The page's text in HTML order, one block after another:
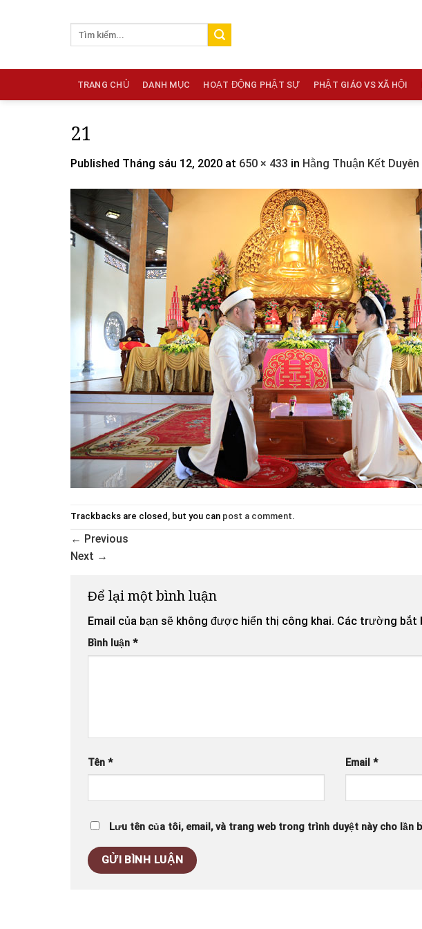
TRANG CHỦ DANH MỤC HOẠT ĐỘNG PHẬT SỰ PHẬT GIÁO VS XÃ HỘI
21
Published Tháng sáu 12, 2020 at 650 × 433 in Hằng Thuận Kết
Trackbacks are closed, but you can post a comment.
← Previous
Next →
Để lại một bình luận
Email của bạn sẽ không được hiển thị công khai. Các trường bắt
Bình luận *
Tên * Email*
Lưu tên của tôi, email, và trang web trong trình duyệt này cho lần